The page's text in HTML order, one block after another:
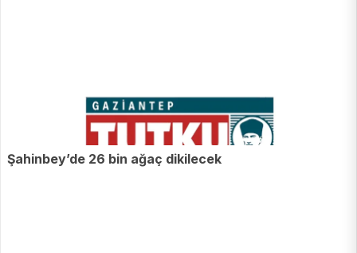
Şahinbey’de 26 bin ağaç dikilecek